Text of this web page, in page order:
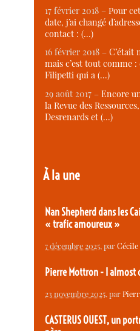
17 février 2018 –Pour
date, j’ai changé
contact : (…)
16 février 2018 –C’était
mais c’est tout comme :
Filipetti qui a (…)
29 août 2017 –Encore
la Revue des
Desrenards et (…)
À la une
Nan Shepherd dans les
« trafic amoureux »
7 décembre 2025, par
Pierre Mottron - I almost
23 novembre 2025, par
CASTERUS OUEST, un